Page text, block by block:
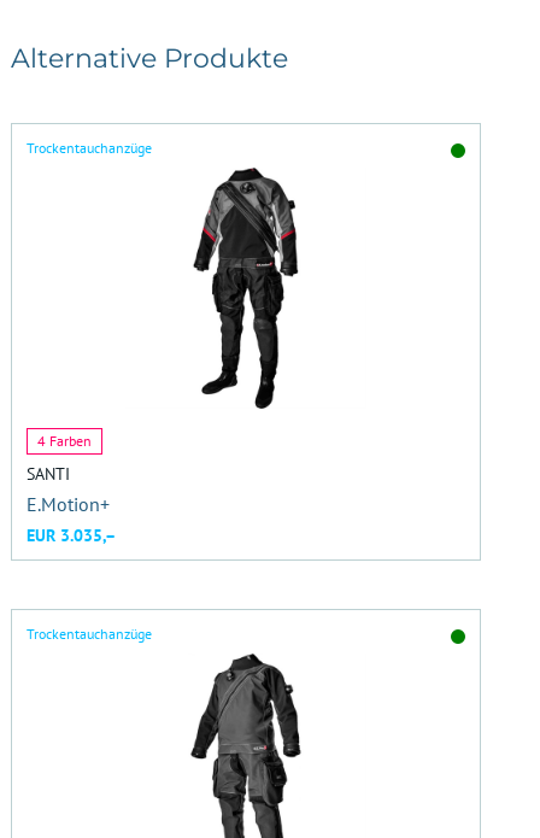
Alternative Produkte
Trockentauchanzüge
SANTI
E.Motion+
EUR 3.035,–
4 Farben
Trockentauchanzüge